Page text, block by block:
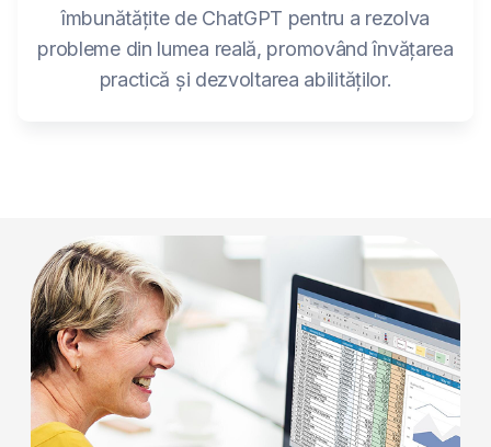
îmbunătățite de ChatGPT pentru a rezolva
probleme din lumea reală, promovând învățarea
practică și dezvoltarea abilităților.